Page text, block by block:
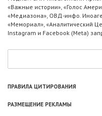
«Важные истории», «Голос
«Медиазона», ОВД-инфо.
«Мемориал», «Аналитический
Instagram и Facebook (Metа)
ПРАВИЛА ЦИТИРОВАНИЯ
РАЗМЕЩЕНИЕ РЕКЛАМЫ